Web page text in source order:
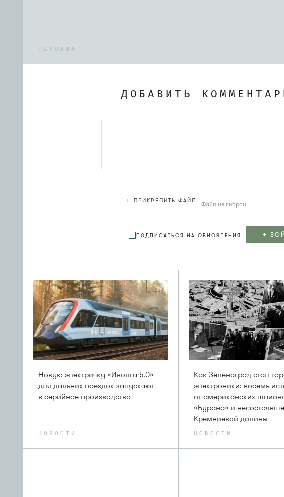
РЕКЛАМА
ДОБАВИТЬ
+ ПРИКРЕПИТЬ ФАЙЛ Файл не выбран
ПОДПИСАТЬСЯ НА ОБНОВЛЕНИЯ +
Новую электричку «Иволга 5.0»
для дальних поездок запускают
в серийное производство
НОВОСТИ
Как Зеленоград стал
электроники: восемь
от американских
«Бурана» и
Кремниевой долины
НОВОСТИ